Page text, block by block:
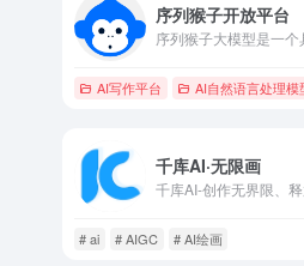
序列猴子开放平台
序列猴子大模型是一个
AI写作平台 AI自然语言处理模
千库AI·无限画
千库AI-创作无界限、
# ai # AIGC # AI绘画